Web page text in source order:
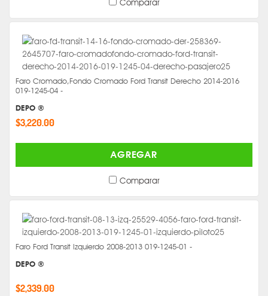
Faro Cromado,Fondo Cromado Ford Transit Derecho 2014-2016
019-1245-04 -
DEPO ®
$3,220.00
AGREGAR
Comparar
Faro Ford Transit Izquierdo 2008-2013 019-1245-01 -
DEPO ®
$2,339.00